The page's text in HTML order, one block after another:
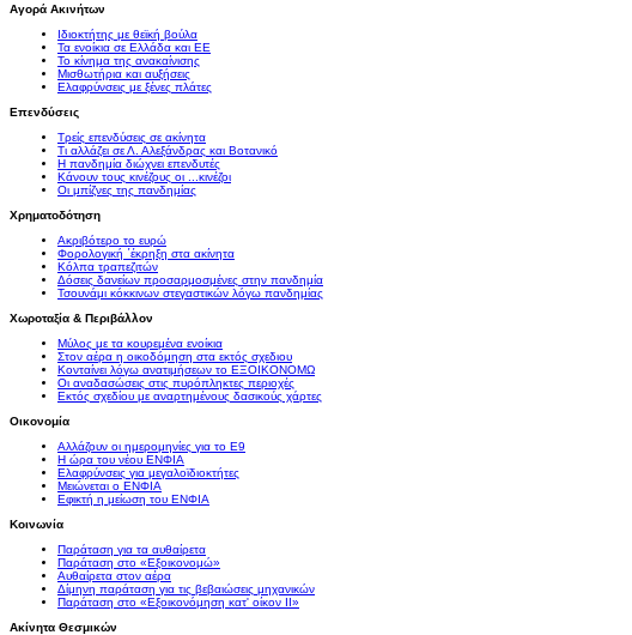
Αγορά Ακινήτων
Ιδιοκτήτης με θεϊκή βούλα
Τα ενοίκια σε Ελλάδα και ΕΕ
Το κίνημα της ανακαίνισης
Μισθωτήρια και αυξήσεις
Ελαφρύνσεις με ξένες πλάτες
Επενδύσεις
Τρείς επενδύσεις σε ακίνητα
Τι αλλάζει σε Λ. Αλεξάνδρας και Βοτανικό
Η πανδημία διώχνει επενδυτές
Κάνουν τους κινέζους οι ...κινέζοι
Οι μπίζνες της πανδημίας
Χρηματοδότηση
Ακριβότερο το ευρώ
Φορολογική ΄έκρηξη στα ακίνητα
Κόλπα τραπεζιτών
Δόσεις δανείων προσαρμοσμένες στην πανδημία
Τσουνάμι κόκκινων στεγαστικών λόγω πανδημίας
Χωροταξία & Περιβάλλον
Μύλος με τα κουρεμένα ενοίκια
Στον αέρα η οικοδόμηση στα εκτός σχεδιου
Κονταίνει λόγω ανατιμήσεων το ΕΞΟΙΚΟΝΟΜΩ
Οι αναδασώσεις στις πυρόπληκτες περιοχές
Εκτός σχεδίου με αναρτημένους δασικούς χάρτες
Οικονομία
Αλλάζουν οι ημερομηνίες για το Ε9
Η ώρα του νέου ΕΝΦΙΑ
Ελαφρύνσεις για μεγαλοϊδιοκτήτες
Μειώνεται ο ΕΝΦΙΑ
Εφικτή η μείωση του ΕΝΦΙΑ
Κοινωνία
Παράταση για τα αυθαίρετα
Παράταση στο «Εξοικονομώ»
Αυθαίρετα στον αέρα
Δίμηνη παράταση για τις βεβαιώσεις μηχανικών
Παράταση στο «Εξοικονόμηση κατ' οίκον II»
Ακίνητα Θεσμικών